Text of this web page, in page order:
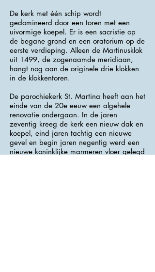
De kerk met één schip wordt
gedomineerd door een toren met een
uivormige koepel. Er is een sacristie op
de begane grond en een oratorium op de
eerste verdieping. Alleen de Martinusklok
uit 1499, de zogenaamde meridiaan,
hangt nog aan de originele drie klokken
in de klokkentoren.
De parochiekerk St. Martina heeft aan het
einde van de 20e eeuw een algehele
renovatie ondergaan. In de jaren
zeventig kreeg de kerk een nieuw dak en
koepel, eind jaren tachtig een nieuwe
gevel en begin jaren negentig werd een
nieuwe koninklijke marmeren vloer gelegd